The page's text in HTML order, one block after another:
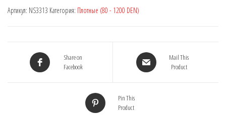
3313,
шов,
утяжки)
Артикул: NS3313 Категория: Плотные (80 - 1200 DEN)
Share on
Facebook
Mail This
Product
Pin This
Product